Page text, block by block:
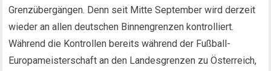
Grenzübergängen. Denn seit Mitte September wird derzeit
wieder an allen deutschen Binnengrenzen kontrolliert.
Während die Kontrollen bereits während der Fußball-
Europameisterschaft an den Landesgrenzen zu Österreich,